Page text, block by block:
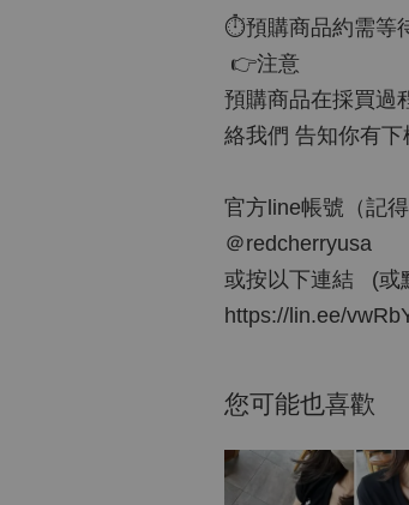
⏱預購商品約需等
👉注意
預購商品在採買過
絡我們 告知你有
官方line帳號（記得
＠redcherryusa
或按以下連結 (或
https://lin.ee/
您可能也喜歡